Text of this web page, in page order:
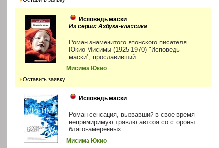
Исповедь маски
Из серии: Азбука-классика
Роман знаменитого японского писателя
Юкио Мисимы (1925-1970) "Исповедь
маски", прославивший...
Мисима Юкио
Оставить заявку
Исповедь маски
Роман-сенсация, вызвавший в свое время
непримиримую травлю автора со стороны
благонамеренных...
Мисима Юкио